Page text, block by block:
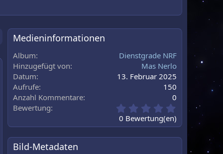
Medieninformationen
Album
Dienstgrade NRF
Hinzugefügt von
Mas Nerlo
Datum
13. Februar 2025
Aufrufe
150
Anzahl Kommentare
0
Bewertung
0
0
0 Bewertung(en)
Bild-Metadaten